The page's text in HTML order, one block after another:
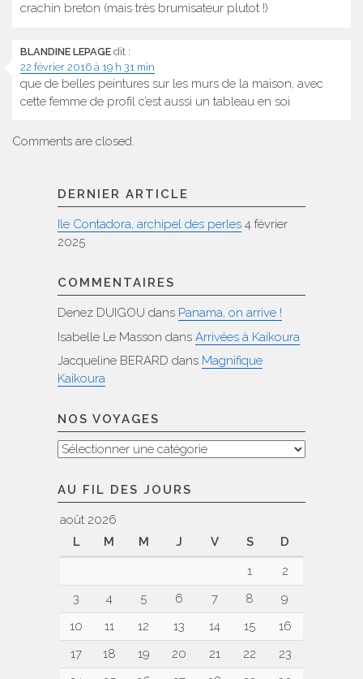
crachin breton (mais très brumisateur plutot !)
BLANDINE LEPAGE dit :
22 février 2016 à 19 h 31 min
que de belles peintures sur les murs de la maison, avec
cette femme de profil c’est aussi un tableau en soi
Comments are closed.
DERNIER ARTICLE
Ile Contadora, archipel des perles 4 février
2025
COMMENTAIRES
Denez DUIGOU dans Panama, on arrive !
Isabelle Le Masson dans Arrivées à Kaikoura
Jacqueline BERARD dans Magnifique
Kaikoura
NOS VOYAGES
Nos
AU FIL DES JOURS
août 2026
L
M M J V S
D
1
2
3
4 5 6 7 8
9
10
11 12 13 14 15
16
17
18 19 20 21 22
23